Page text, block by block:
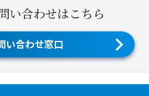
い合わせはこちら
い合わせ窓口